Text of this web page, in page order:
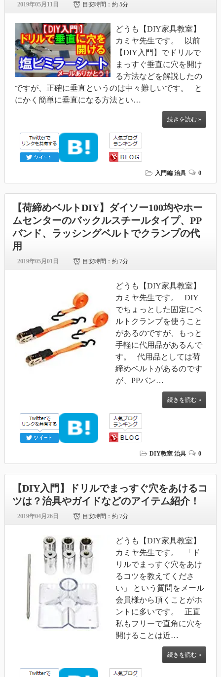
2019年05月11日 目安時間：約 5分
どうも【DIY家具教室】
カミヤ先生です。 以前
【DIY入門】でドリルで
まっすぐ垂直に穴を開け
る方法などを解説したの
ですが、正確に垂直というのは中々難しいです。 と
にかく簡単に垂直になる方法とい…
続きを読む »
入門編 治具 0
【荷締めベルトDIY】ダイソー100均やホー
ムセンターのバックルスチールタイプ、PP
バンド、ラッシングベルトでクランプの代
用
2019年05月01日 目安時間：約 7分
どうも【DIY家具教室】
カミヤ先生です。 DIY
でちょっとした固定にベ
ルトクランプを使うこと
があるのですが、もっと
手軽に代用品があるんで
す。 代用品としては荷
締めベルトがあるのです
が、PPバン…
続きを読む »
DIY教室 治具 0
【DIY入門】ドリルでまっすぐ穴をあけるコ
ツは？治具やガイドなどのアイテム紹介！
2019年04月26日 目安時間：約 7分
どうも【DIY家具教室】
カミヤ先生です。 「ド
リルでまっすぐ穴をあけ
るコツを教えてくださ
い」 という質問をメール
会員様から頂くことがホ
ントに多いです。 正直
私もフリーで直角に穴を
開けることは近…
続きを読む »